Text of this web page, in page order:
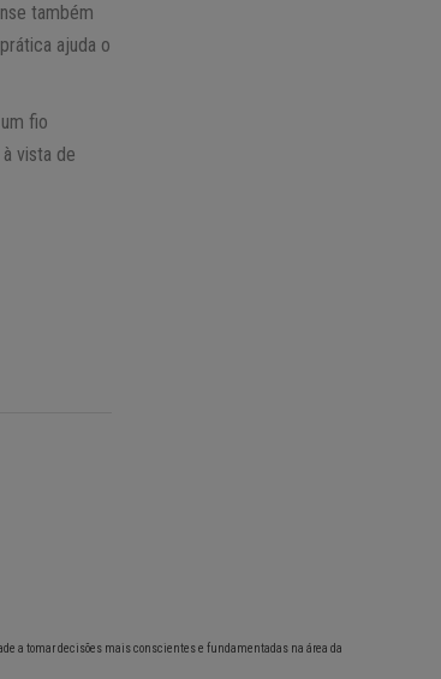
também
ajuda o
fio
vista de
a tomar decisões mais conscientes e fundamentadas na área da